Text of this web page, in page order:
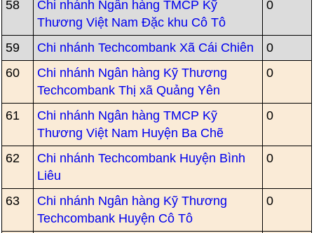
58
Chi nhánh Ngân hàng TMCP Kỹ
Thương Việt Nam Đặc khu Cô Tô
0
59 Chi nhánh Techcombank Xã Cái Chiên
0
60
Chi nhánh Ngân hàng Kỹ Thương
Techcombank Thị xã Quảng Yên
0
61
Chi nhánh Ngân hàng TMCP Kỹ
Thương Việt Nam Huyện Ba Chẽ
0
62
Chi nhánh Techcombank Huyện Bình
Liêu
0
63
Chi nhánh Ngân hàng Kỹ Thương
Techcombank Huyện Cô Tô
0